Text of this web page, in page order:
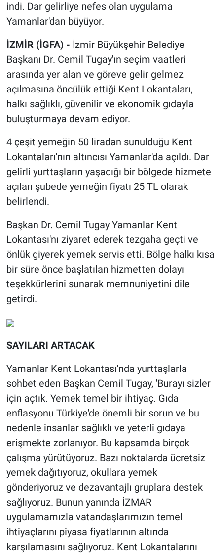
indi. Dar gelirliye nefes olan uygulama
Yamanlar'dan büyüyor.
İZMİR (İGFA) - İzmir Büyükşehir Belediye
Başkanı Dr. Cemil Tugay'ın seçim vaatleri
arasında yer alan ve göreve gelir gelmez
açılmasına öncülük ettiği Kent Lokantaları,
halkı sağlıklı, güvenilir ve ekonomik gıdayla
buluşturmaya devam ediyor.
4 çeşit yemeğin 50 liradan sunulduğu Kent
Lokantaları'nın altıncısı Yamanlar'da açıldı. Dar
gelirli yurttaşların yaşadığı bir bölgede hizmete
açılan şubede yemeğin fiyatı 25 TL olarak
belirlendi.
Başkan Dr. Cemil Tugay Yamanlar Kent
Lokantası'nı ziyaret ederek tezgaha geçti ve
önlük giyerek yemek servis etti. Bölge halkı kısa
bir süre önce başlatılan hizmetten dolayı
teşekkürlerini sunarak memnuniyetini dile
getirdi.
SAYILARI ARTACAK
Yamanlar Kent Lokantası'nda yurttaşlarla
sohbet eden Başkan Cemil Tugay, 'Burayı sizler
için açtık. Yemek temel bir ihtiyaç. Gıda
enflasyonu Türkiye'de önemli bir sorun ve bu
nedenle insanlar sağlıklı ve yeterli gıdaya
erişmekte zorlanıyor. Bu kapsamda birçok
çalışma yürütüyoruz. Bazı noktalarda ücretsiz
yemek dağıtıyoruz, okullara yemek
gönderiyoruz ve dezavantajlı gruplara destek
sağlıyoruz. Bunun yanında İZMAR
uygulamamızla vatandaşlarımızın temel
ihtiyaçlarını piyasa fiyatlarının altında
karşılamasını sağlıyoruz. Kent Lokantalarını